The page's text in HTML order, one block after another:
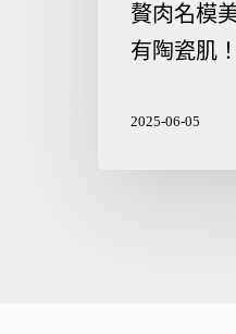
贅肉名模
有陶瓷肌！
2025-06-05